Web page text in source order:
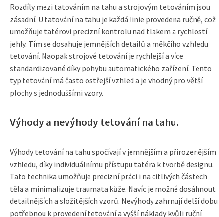
Rozdíly mezi tatováním na tahu a strojovým tetováním jsou
zásadní. U tatování na tahu je každá linie provedena ručně, což
umožňuje tatérovi precizní kontrolu nad tlakem a rychlostí
jehly. Tím se dosahuje jemnějších detailů a měkčího vzhledu
tetování. Naopak strojové tetování je rychlejší a více
standardizované díky pohybu automatického zařízení. Tento
typ tetování má často ostřejší vzhled a je vhodný pro větší
plochy s jednoduššími vzory.
Výhody a nevýhody tetování na tahu.
Výhody tetování na tahu spočívají v jemnějším a přirozenějším
vzhledu, díky individuálnímu přístupu tatéra k tvorbě designu.
Tato technika umožňuje precizní práci i na citlivých částech
těla a minimalizuje traumata kůže. Navíc je možné dosáhnout
detailnějších a složitějších vzorů. Nevýhody zahrnují delší dobu
potřebnou k provedení tetování a vyšší náklady kvůli ruční